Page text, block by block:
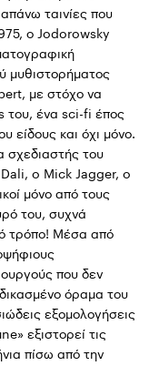
ταινίες που
ο Jodorowsky
μυθιστορήματος
με στόχο να
του, ένα sci-fi έπος
είδους και όχι μόνο.
σχεδιαστής του
o Mick Jagger, o
μόνο από τους
του, συχνά
τρόπο! Μέσα από
που δεν
όραμα του
εξομολογήσεις
εξιστορεί τις
πίσω από την